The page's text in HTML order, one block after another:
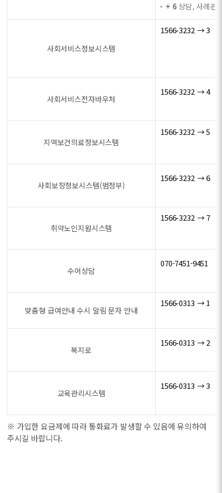
+ 6상담, 사례관
사회서비스정보시스템
1566-3232 → 3
사회서비스전자바우처
1566-3232 → 4
지역보건의료정보시스템
1566-3232 → 5
사회보장정보시스템(범정부)
1566-3232 → 6
취약노인지원시스템
1566-3232 → 7
수어상담
070-7451-9451
맞춤형 급여안내 수시 알림 문자 안내
1566-0313 → 1
복지로
1566-0313 → 2
교육관리시스템
1566-0313 → 3
※ 가입한 요금제에 따라 통화료가 발생할 수 있음에 유의하여
주시길 바랍니다.